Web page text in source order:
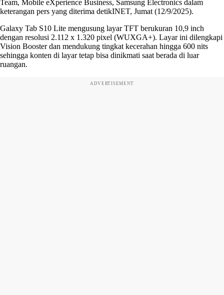
Team, Mobile eXperience Business, Samsung Electronics dalam
keterangan pers yang diterima detikINET, Jumat (12/9/2025).
Galaxy Tab S10 Lite mengusung layar TFT berukuran 10,9 inch
dengan resolusi 2.112 x 1.320 pixel (WUXGA+). Layar ini dilengkapi
Vision Booster dan mendukung tingkat kecerahan hingga 600 nits
sehingga konten di layar tetap bisa dinikmati saat berada di luar
ruangan.
ADVERTISEMENT